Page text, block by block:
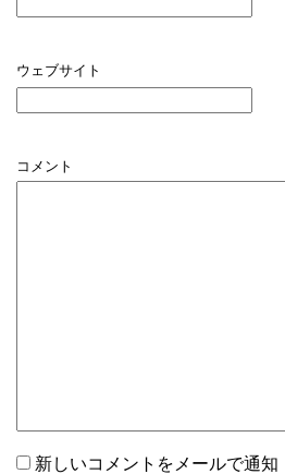
ウェブサイト
コメント
新しいコメントをメールで通知